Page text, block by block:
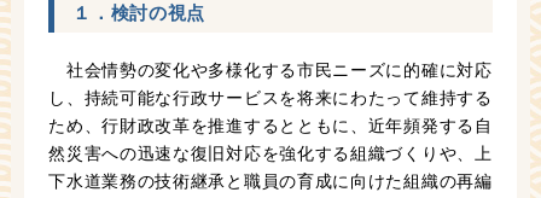
１．検討の視点
社会情勢の変化や多様化する市民ニーズに的確に対応
し、持続可能な行政サービスを将来にわたって維持する
ため、行財政改革を推進するとともに、近年頻発する自
然災害への迅速な復旧対応を強化する組織づくりや、上
下水道業務の技術継承と職員の育成に向けた組織の再編